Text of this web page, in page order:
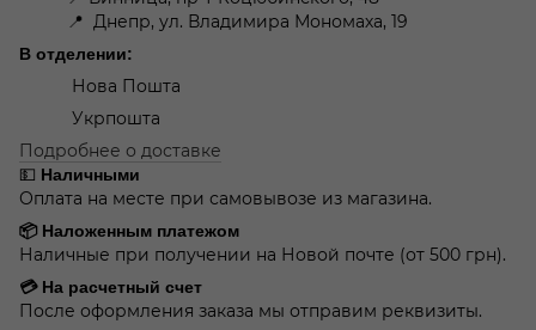
📍 Днепр, ул. Владимира Мономаха, 19
В отделении:
Нова Пошта
Укрпошта
Подробнее о доставке
💵 Наличными
Оплата на месте при самовывозе из магазина.
📦 Наложенным платежом
Наличные при получении на Новой почте (от 500 грн).
💳 На расчетный счет
После оформления заказа мы отправим реквизиты.